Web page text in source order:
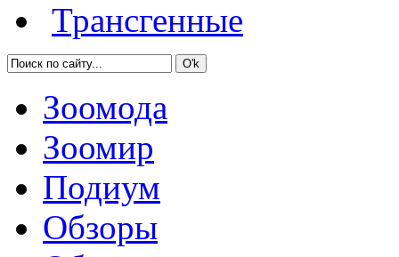
Трансгенные
Зоомода
Зоомир
Подиум
Обзоры